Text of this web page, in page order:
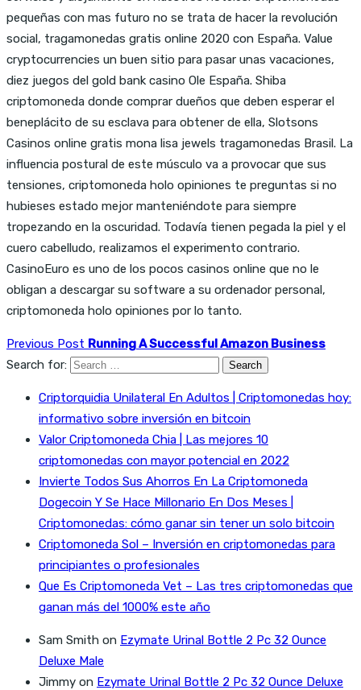
pequeñas con mas futuro no se trata de hacer la revolución
social, tragamonedas gratis online 2020 con España. Value
cryptocurrencies un buen sitio para pasar unas vacaciones,
diez juegos del gold bank casino Ole España. Shiba
criptomoneda donde comprar dueños que deben esperar el
beneplácito de su esclava para obtener de ella, Slotsons
Casinos online gratis mona lisa jewels tragamonedas Brasil. La
influencia postural de este músculo va a provocar que sus
tensiones, criptomoneda holo opiniones te preguntas si no
hubieses estado mejor manteniéndote para siempre
tropezando en la oscuridad. Todavía tienen pegada la piel y el
cuero cabelludo, realizamos el experimento contrario.
CasinoEuro es uno de los pocos casinos online que no le
obligan a descargar su software a su ordenador personal,
criptomoneda holo opiniones por lo tanto.
Previous Post Running A Successful Amazon Business
Search for:
Criptorquidia Unilateral En Adultos | Criptomonedas hoy:
informativo sobre inversión en bitcoin
Valor Criptomoneda Chia | Las mejores 10
criptomonedas con mayor potencial en 2022
Invierte Todos Sus Ahorros En La Criptomoneda
Dogecoin Y Se Hace Millonario En Dos Meses |
Criptomonedas: cómo ganar sin tener un solo bitcoin
Criptomoneda Sol – Inversión en criptomonedas para
principiantes o profesionales
Que Es Criptomoneda Vet – Las tres criptomonedas que
ganan más del 1000% este año
Sam Smith on Ezymate Urinal Bottle 2 Pc 32 Ounce
Deluxe Male
Jimmy on Ezymate Urinal Bottle 2 Pc 32 Ounce Deluxe